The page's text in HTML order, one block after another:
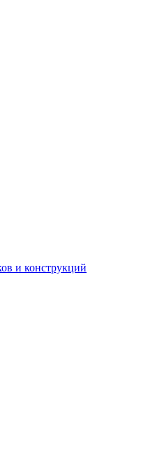
и конструкций